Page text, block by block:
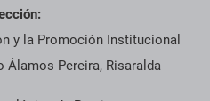
y la Promoción Institucional
Álamos Pereira, Risaralda